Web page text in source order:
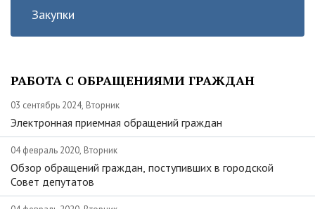
Закупки
РАБОТА С ОБРАЩЕНИЯМИ ГРАЖДАН
03 сентябрь 2024, Вторник
Электронная приемная обращений граждан
04 февраль 2020, Вторник
Обзор обращений граждан, поступивших в городской
Совет депутатов